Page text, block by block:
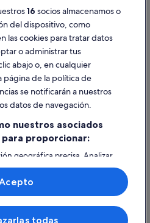
denunciar contenido
un alquiler vacacional
de Expedia Group. Todos los
16 socios almacenamos o
del dispositivo, como
las cookies para tratar datos
o administrar tus
abajo o, en cualquier
página de la política de
se notificarán a nuestros
datos de navegación.
nuestros asociados
proporcionar:
geográfica precisa. Analizar
del dispositivo para su
la información en un dispositivo
y contenido personalizados,
investigación de
todas